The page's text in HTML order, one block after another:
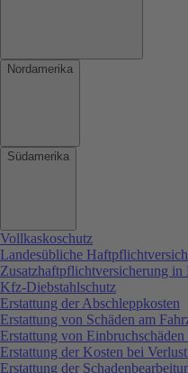
Nordamerika
Südamerika
Vollkaskoschutz
Landesübliche
Zusatzhaftpflichtversicherung
Kfz-Diebstahlschutz
Erstattung der Abschleppkosten
Erstattung von Schäden am
Erstattung von
Erstattung der Kosten bei
Erstattung der